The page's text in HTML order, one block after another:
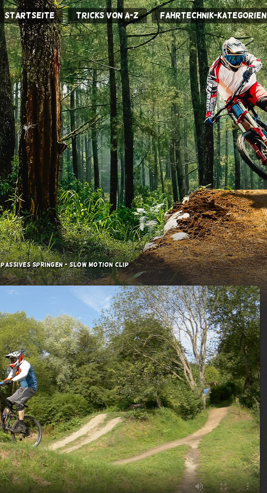
Startseite Tricks von A-Z Fahrtechnik-Kategorien
Passives Springen - Slow Motion Clip